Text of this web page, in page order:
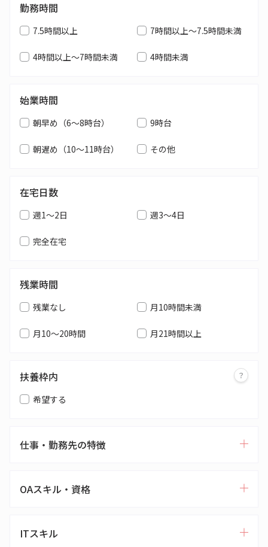
勤務時間
7.5時間以上 7時間以上～7.5時間未満
4時間以上～7時間未満 4時間未満
始業時間
朝早め（6～8時台） 9時台
朝遅め（10～11時台） その他
在宅日数
週1～2日 週3～4日
完全在宅
残業時間
残業なし 月10時間未満
月10～20時間 月21時間以上
扶養枠内
希望する
仕事・勤務先の特徴
OAスキル・資格
ITスキル